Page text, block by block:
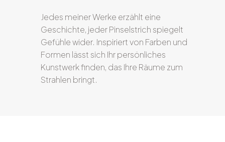
Jedes meiner Werke erzählt eine
Geschichte, jeder Pinselstrich spiegelt
Gefühle wider. Inspiriert von Farben und
Formen lässt sich Ihr persönliches
Kunstwerk finden, das Ihre Räume zum
Strahlen bringt.